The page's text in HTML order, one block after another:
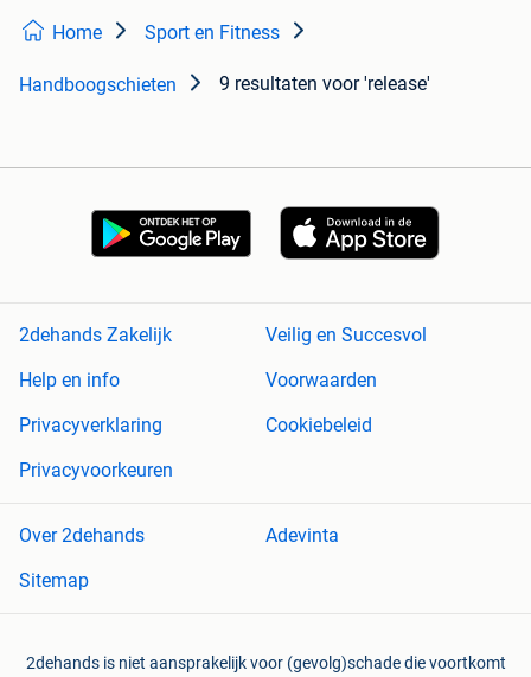
Home Sport en Fitness
Handboogschieten 9 resultaten voor 'release'
2dehands Zakelijk
Veilig en Succesvol
Help en info
Voorwaarden
Privacyverklaring
Cookiebeleid
Privacyvoorkeuren
Over 2dehands
Adevinta
Sitemap
2dehands is niet aansprakelijk voor (gevolg)schade die voortkomt